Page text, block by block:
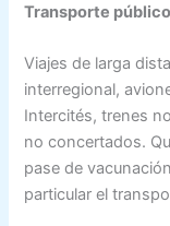
Transporte
Viajes de larga
interregional,
Intercités, trenes
no concertados.
pase de
particular el